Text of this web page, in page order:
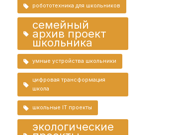
робототехника для школьников
семейный
архив проект
школьника
умные устройства школьники
цифровая трансформация
школа
школьные IT проекты
экологические